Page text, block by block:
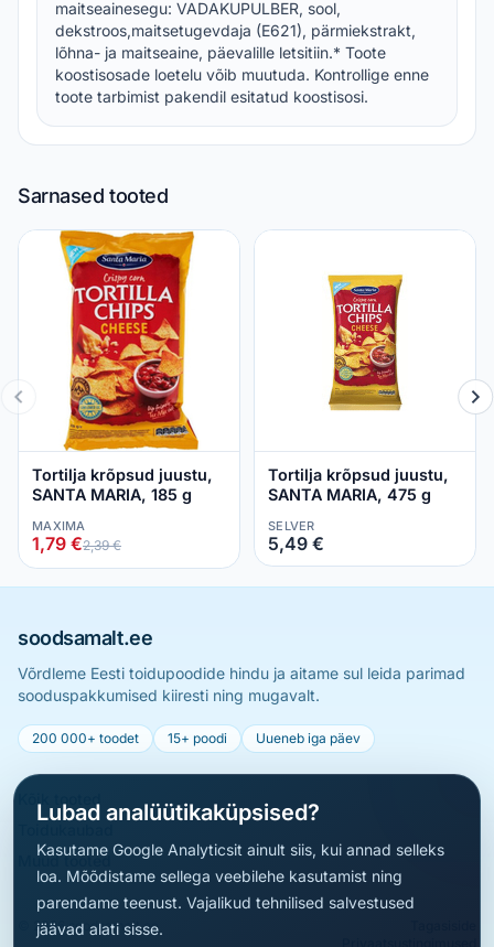
maitseainesegu: VADAKUPULBER, sool,
dekstroos,maitsetugevdaja (E621), pärmiekstrakt,
lõhna- ja maitseaine, päevalille letsitiin.* Toote
koostisosade loetelu võib muutuda. Kontrollige enne
toote tarbimist pakendil esitatud koostisosi.
Sarnased tooted
Tortilja krõpsud juustu,
SANTA MARIA, 185 g
MAXIMA
1,79 €2,39 €
Tortilja krõpsud juustu,
SANTA MARIA, 475 g
SELVER
5,49 €
soodsamalt.ee
Võrdleme Eesti toidupoodide hindu ja aitame sul leida parimad
sooduspakkumised kiiresti ning mugavalt.
200 000+ toodet 15+ poodi Uueneb iga päev
Muud tooted
© 2026 soodsamalt.ee
Lubad analüütikaküpsised?
Kasutame Google Analyticsit ainult siis, kui annad selleks
loa. Mõõdistame sellega veebilehe kasutamist ning
parendame teenust. Vajalikud tehnilised salvestused
jäävad alati sisse.